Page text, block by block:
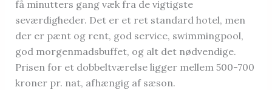
få minutters gang væk fra de vigtigste
seværdigheder. Det er et ret standard hotel, men
der er pænt og rent, god service, swimmingpool,
god morgenmadsbuffet, og alt det nødvendige.
Prisen for et dobbeltværelse ligger mellem 500-700
kroner pr. nat, afhængig af sæson.